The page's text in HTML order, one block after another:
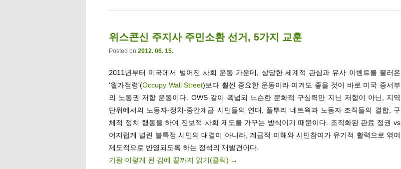
위스콘신 주지사 주민소환 선거, 5가지 교훈
Posted on 2012. 06. 15.
2011년부터 미국에서 벌어진 사회 운동 가운데, 상당한 세계적 관심과 유사 이벤트를 불러온
‘월가점령'(Occupy Wall Street)보다 훨씬 중요한 운동이라 여겨도 좋을 것이 바로 미국 중서부
의 노동권 저항 운동이다. OWS 같이 폭넓되 느슨한 문화적 구심력만 지닌 저항이 아닌, 지역
단위에서의 노동자-정치-중간계급 시민들의 연대, 풀뿌리 네트웍과 노동자 조직들의 결합, 구
체적 정치 행동을 하여 진보적 사회 제도를 가꾸는 방식이기 때문이다. 조직화된 관료 정권 vs
어지럽게 널린 불특정 시민의 대결이 아니라, 계급적 이해와 시민참여가 유기적 활력으로 엮여
제도적으로 반영되도록 하는 정석의 재발견이다.
기왕 이렇게 된 김에 끝까지 읽기(클릭) →